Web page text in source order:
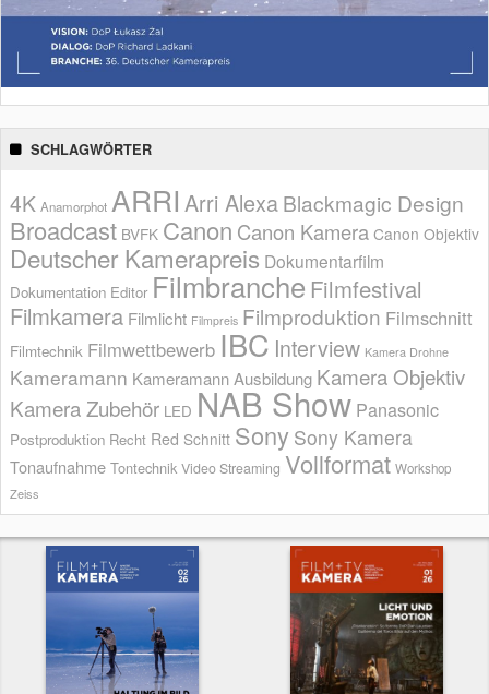
SCHLAGWÖRTER
4K Anamorphot ARRI Arri AlexaBlackmagic Design
Broadcast BVFK Canon Canon Kamera Canon Objektiv
Deutscher Kamerapreis Dokumentarfilm
Dokumentation Editor Filmbranche Filmfestival
Filmkamera Filmlicht Filmpreis Filmproduktion Filmschnitt
Filmtechnik Filmwettbewerb IBC Interview Kamera Drohne
Kameramann Kameramann Ausbildung Kamera Objektiv
Kamera Zubehör LED NAB Show Panasonic
Postproduktion Recht Red Schnitt Sony Sony Kamera
Tonaufnahme Tontechnik Video Streaming Vollformat Workshop
Zeiss